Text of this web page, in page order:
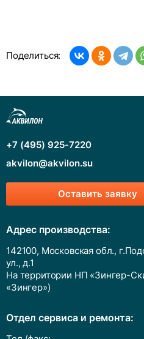
Поделиться:
Оставить заявку
+7 (495) 925-7220
akvilon@akvilon.su
Адрес производства:
142100, Московская обл.,
ул., д.1
На территории НП «Зингер-
«Зингер»)
Отдел сервиса и ремонта: